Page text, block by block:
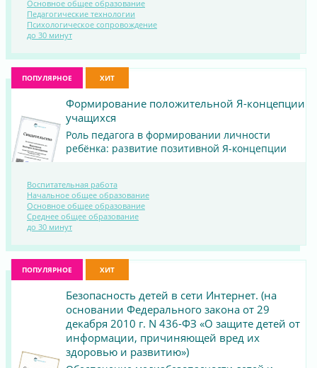
ПОСМОТРЕТЬ
Основное общее образование
Педагогические технологии
Психологическое сопровождение
до 30 минут
ПОПУЛЯРНОЕ ХИТ
ПОСМОТРЕТЬ
Формирование положительной Я-концепции
учащихся
Роль педагога в формировании личности
ребёнка: развитие позитивной Я-концепции
Воспитательная работа
Начальное общее образование
Основное общее образование
Среднее общее образование
до 30 минут
ПОПУЛЯРНОЕ ХИТ
Безопасность детей в сети Интернет. (на
основании Федерального закона от 29
декабря 2010 г. N 436-ФЗ «О защите детей от
информации, причиняющей вред их
здоровью и развитию»)